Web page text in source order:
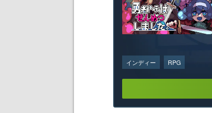
インディー RPG